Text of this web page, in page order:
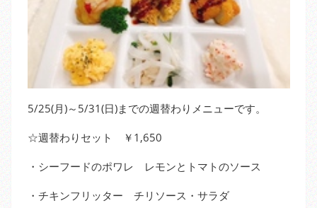
5/25(月)～5/31(日)までの週替わりメニューです。
☆週替わりセット ￥1,650
・シーフードのポワレ レモンとトマトのソース
・チキンフリッター チリソース・サラダ